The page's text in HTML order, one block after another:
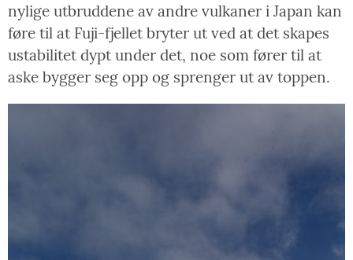
nylige utbruddene av andre vulkaner i Japan kan
føre til at Fuji-fjellet bryter ut ved at det skapes
ustabilitet dypt under det, noe som fører til at
aske bygger seg opp og sprenger ut av toppen.